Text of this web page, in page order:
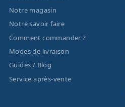
Notre magasin
Notre savoir faire
Comment commander ?
Modes de livraison
Guides / Blog
Service après-vente